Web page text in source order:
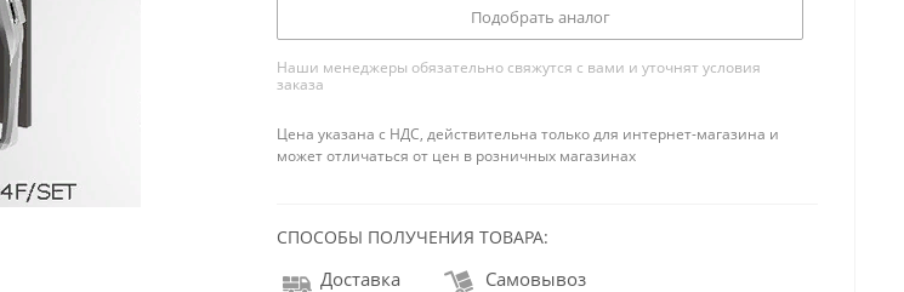
Подобрать аналог
Наши менеджеры обязательно свяжутся с вами и уточнят условия
заказа
Цена указана с НДС, действительна только для интернет-магазина и
может отличаться от цен в розничных магазинах
СПОСОБЫ ПОЛУЧЕНИЯ ТОВАРА:
Доставка Самовывоз